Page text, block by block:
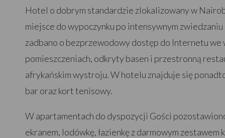
Hotel o dobrym standardzie zlokalizowany w
miejsce do wypoczynku po intensywnym
zadbano o bezprzewodowy dostęp do Internetu we
pomieszczeniach, odkryty basen i przestronną
afrykańskim wystroju. W hotelu znajduje się
bar oraz kort tenisowy.
W apartamentach do dyspozycji Gości
ekranem, lodówkę, łazienkę z darmowym